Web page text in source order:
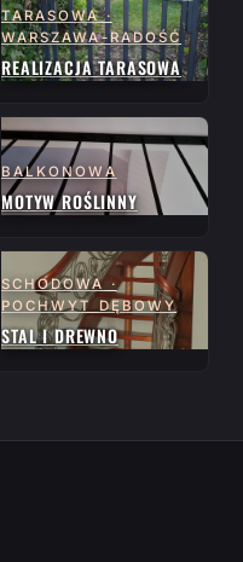
TARASOWA ·
WARSZAWA-RADOŚĆ
REALIZACJA TARASOWA
BALKONOWA
MOTYW ROŚLINNY
SCHODOWA ·
POCHWYT DĘBOWY
STAL I DREWNO